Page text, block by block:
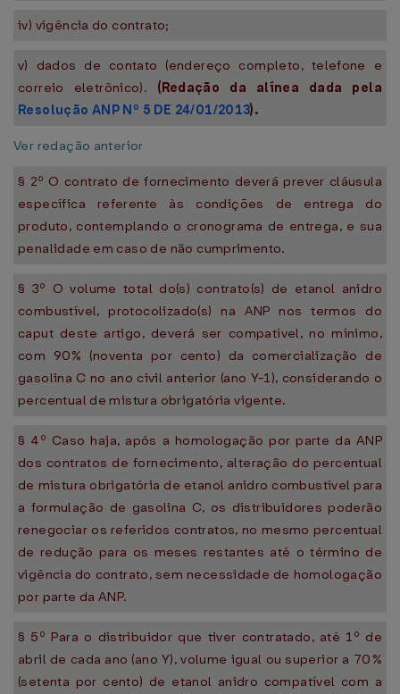
iv) vigência do contrato;
v) dados de contato (endereço completo, telefone e
correio eletrônico). (Redação da alínea dada pela
Resolução ANP Nº 5 DE 24/01/2013).
Ver redação anterior
§ 2º O contrato de fornecimento deverá prever cláusula
específica referente às condições de entrega do
produto, contemplando o cronograma de entrega, e sua
penalidade em caso de não cumprimento.
§ 3º O volume total do(s) contrato(s) de etanol anidro
combustível, protocolizado(s) na ANP nos termos do
caput deste artigo, deverá ser compatível, no mínimo,
com 90% (noventa por cento) da comercialização de
gasolina C no ano civil anterior (ano Y-1), considerando o
percentual de mistura obrigatória vigente.
§ 4º Caso haja, após a homologação por parte da ANP
dos contratos de fornecimento, alteração do percentual
de mistura obrigatória de etanol anidro combustível para
a formulação de gasolina C, os distribuidores poderão
renegociar os referidos contratos, no mesmo percentual
de redução para os meses restantes até o término de
vigência do contrato, sem necessidade de homologação
por parte da ANP.
§ 5º Para o distribuidor que tiver contratado, até 1º de
abril de cada ano (ano Y), volume igual ou superior a 70%
(setenta por cento) de etanol anidro compatível com a